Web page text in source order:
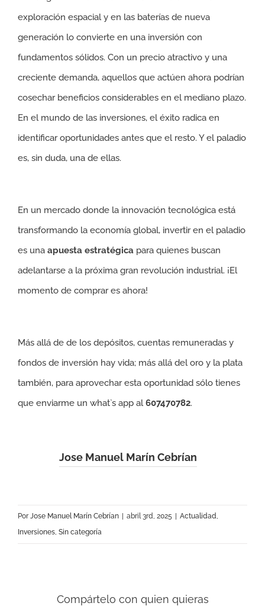
exploración espacial y en las baterías de nueva
generación lo convierte en una inversión con
fundamentos sólidos. Con un precio atractivo y una
creciente demanda, aquellos que actúen ahora podrían
cosechar beneficios considerables en el mediano plazo.
En el mundo de las inversiones, el éxito radica en
identificar oportunidades antes que el resto. Y el paladio
es, sin duda, una de ellas.
En un mercado donde la innovación tecnológica está
transformando la economía global, invertir en el paladio
es una apuesta estratégica para quienes buscan
adelantarse a la próxima gran revolución industrial. ¡El
momento de comprar es ahora!
Más allá de de los depósitos, cuentas remuneradas y
fondos de inversión hay vida; más allá del oro y la plata
también, para aprovechar esta oportunidad sólo tienes
que enviarme un what`s app al607470782.
Jose Manuel Marín Cebrían
PorJose Manuel Marín Cebrían abril 3rd, 2025 Actualidad,
Inversiones, Sin categoría
Compártelo con quien quieras